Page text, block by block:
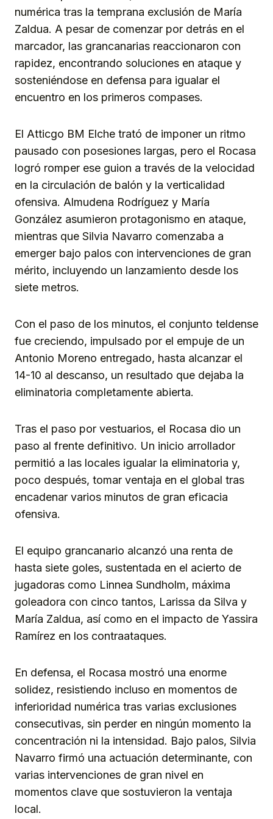
numérica tras la temprana exclusión de María
Zaldua. A pesar de comenzar por detrás en el
marcador, las grancanarias reaccionaron con
rapidez, encontrando soluciones en ataque y
sosteniéndose en defensa para igualar el
encuentro en los primeros compases.
El Atticgo BM Elche trató de imponer un ritmo
pausado con posesiones largas, pero el Rocasa
logró romper ese guion a través de la velocidad
en la circulación de balón y la verticalidad
ofensiva. Almudena Rodríguez y María
González asumieron protagonismo en ataque,
mientras que Silvia Navarro comenzaba a
emerger bajo palos con intervenciones de gran
mérito, incluyendo un lanzamiento desde los
siete metros.
Con el paso de los minutos, el conjunto teldense
fue creciendo, impulsado por el empuje de un
Antonio Moreno entregado, hasta alcanzar el
14-10 al descanso, un resultado que dejaba la
eliminatoria completamente abierta.
Tras el paso por vestuarios, el Rocasa dio un
paso al frente definitivo. Un inicio arrollador
permitió a las locales igualar la eliminatoria y,
poco después, tomar ventaja en el global tras
encadenar varios minutos de gran eficacia
ofensiva.
El equipo grancanario alcanzó una renta de
hasta siete goles, sustentada en el acierto de
jugadoras como Linnea Sundholm, máxima
goleadora con cinco tantos, Larissa da Silva y
María Zaldua, así como en el impacto de Yassira
Ramírez en los contraataques.
En defensa, el Rocasa mostró una enorme
solidez, resistiendo incluso en momentos de
inferioridad numérica tras varias exclusiones
consecutivas, sin perder en ningún momento la
concentración ni la intensidad. Bajo palos, Silvia
Navarro firmó una actuación determinante, con
varias intervenciones de gran nivel en
momentos clave que sostuvieron la ventaja
local.